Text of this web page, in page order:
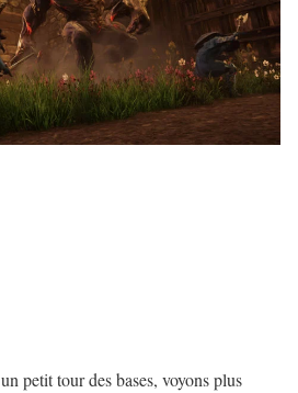
petit tour des bases, voyons plus